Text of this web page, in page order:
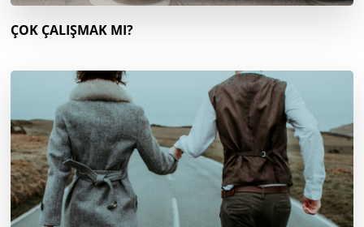
ÇOK ÇALIŞMAK MI?